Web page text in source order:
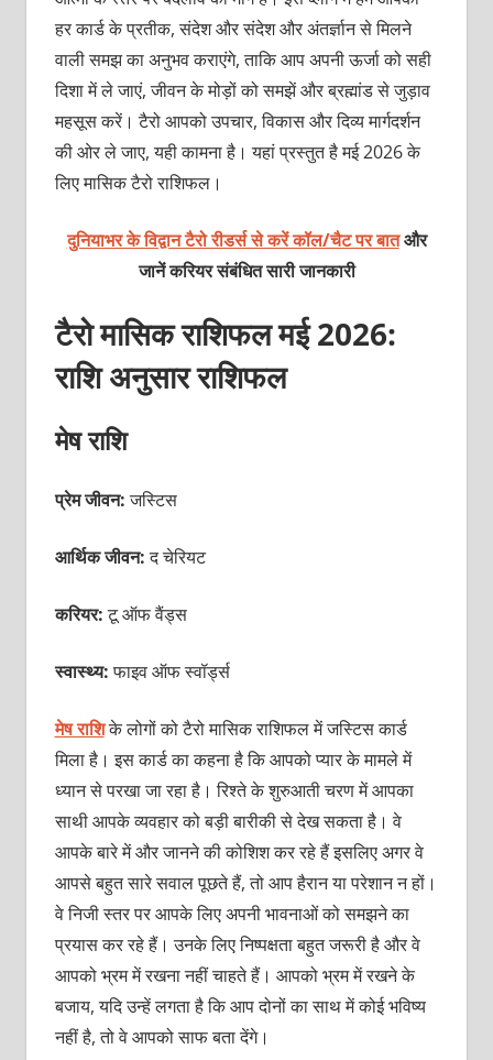
हर कार्ड के प्रतीक, संदेश और संदेश और अंतर्ज्ञान से मिलने
वाली समझ का अनुभव कराएंगे, ताकि आप अपनी ऊर्जा को सही
दिशा में ले जाएं, जीवन के मोड़ों को समझें और ब्रह्मांड से जुड़ाव
महसूस करें। टैरो आपको उपचार, विकास और दिव्य मार्गदर्शन
की ओर ले जाए, यही कामना है। यहां प्रस्तुत है मई 2026 के
लिए मासिक टैरो राशिफल।
दुनियाभर के विद्वान टैरो रीडर्स से करें कॉल/चैट पर बातऔर
जानें करियर संबंधित सारी जानकारी
टैरो मासिक राशिफल मई 2026:
राशि अनुसार राशिफल
मेष राशि
प्रेम जीवन:जस्टिस
आर्थिक जीवन:द चेरियट
करियर:टू ऑफ वैंड्स
स्वास्थ्य:फाइव ऑफ स्वॉर्ड्स
मेष राशिके लोगों को टैरो मासिक राशिफल में जस्टिस कार्ड
मिला है। इस कार्ड का कहना है कि आपको प्‍यार के मामले में
ध्‍यान से परखा जा रहा है। रिश्‍ते के शुरुआती चरण में आपका
साथी आपके व्‍यवहार को बड़ी बारीकी से देख सकता है। वे
आपके बारे में और जानने की कोशिश कर रहे हैं इसलिए अगर वे
आपसे बहुत सारे सवाल पूछते हैं, तो आप हैरान या परेशान न हों।
वे निजी स्‍तर पर आपके लिए अपनी भावनाओं को समझने का
प्रयास कर रहे हैं। उनके लिए निष्‍पक्षता बहुत जरूरी है और वे
आपको भ्रम में रखना नहीं चाहते हैं। आपको भ्रम में रखने के
बजाय, यदि उन्‍हें लगता है कि आप दोनों का साथ में कोई भविष्‍य
नहीं है, तो वे आपको साफ बता देंगे।